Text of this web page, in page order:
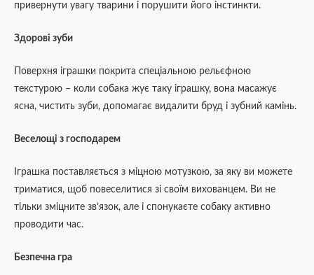
привернути увагу тварини і порушити його інстинкти.
Здорові зуби
Поверхня іграшки покрита спеціальною рельєфною
текстурою – коли собака жує таку іграшку, вона масажує
ясна, чистить зуби, допомагає видалити бруд і зубний камінь.
Веселощі з господарем
Іграшка поставляється з міцною мотузкою, за яку ви можете
триматися, щоб повеселитися зі своїм вихованцем. Ви не
тільки зміцните зв’язок, але і спонукаєте собаку активно
проводити час.
Безпечна гра